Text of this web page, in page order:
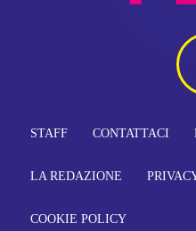
STAFF CONTATTACI
LA REDAZIONE
COOKIE POLICY